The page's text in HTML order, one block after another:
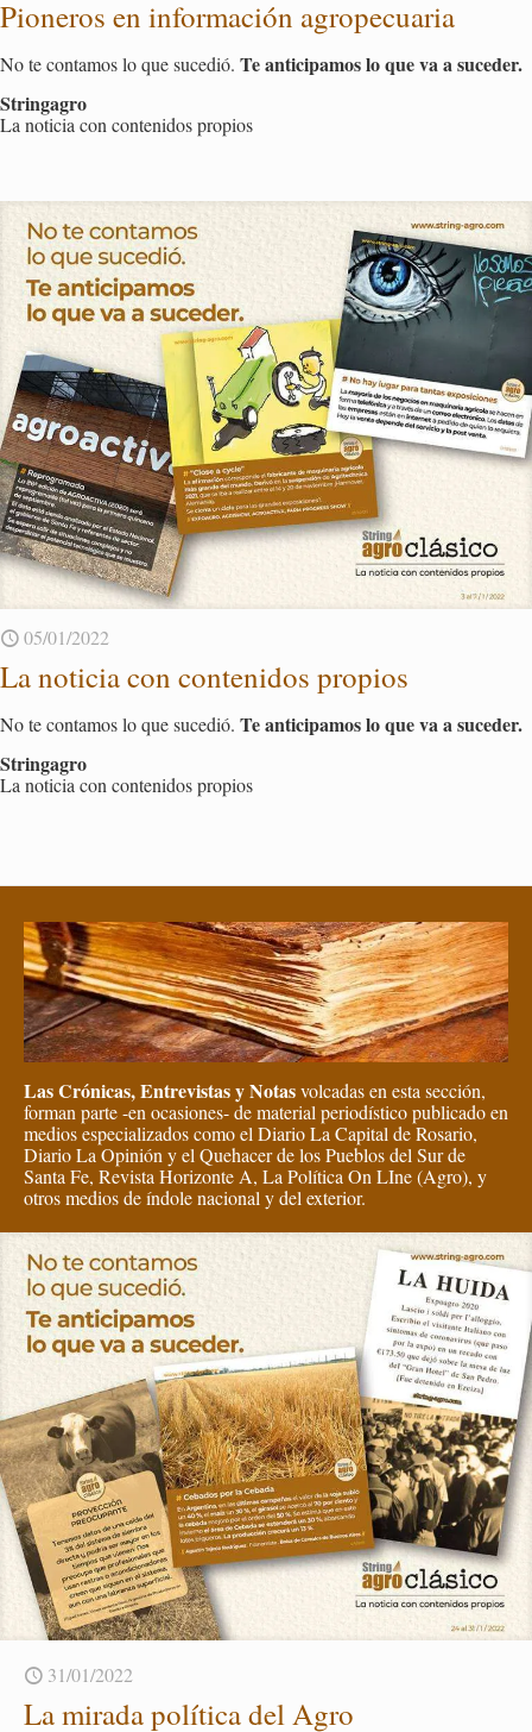
Pio­ne­ros en in­for­ma­ción agro­pe­cua­ria
No te con­ta­mos lo que su­ce­dió. Te an­ti­ci­pa­mos lo que va a su­ce­der.
Strin­ga­gro
La no­ti­cia con con­te­ni­dos pro­pios
05/01/2022
La no­ti­cia con con­te­ni­dos pro­pios
No te con­ta­mos lo que su­ce­dió. Te an­ti­ci­pa­mos lo que va a su­ce­der.
Strin­ga­gro
La no­ti­cia con con­te­ni­dos pro­pios
Las Crónicas, Entrevistas y Notasvolcadas en esta sección,
forman parte -en ocasiones- de material periodístico publicado en
medios especializados como el Diario La Capital de Rosario,
Diario La Opinión y el Quehacer de los Pueblos del Sur de
Santa Fe, Revista Horizonte A, La Política On LIne (Agro), y
otros medios de índole nacional y del exterior.
31/01/2022
La mi­ra­da po­lí­ti­ca del Agro